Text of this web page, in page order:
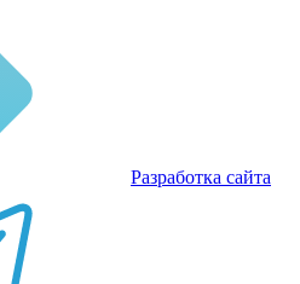
Разработка сайта